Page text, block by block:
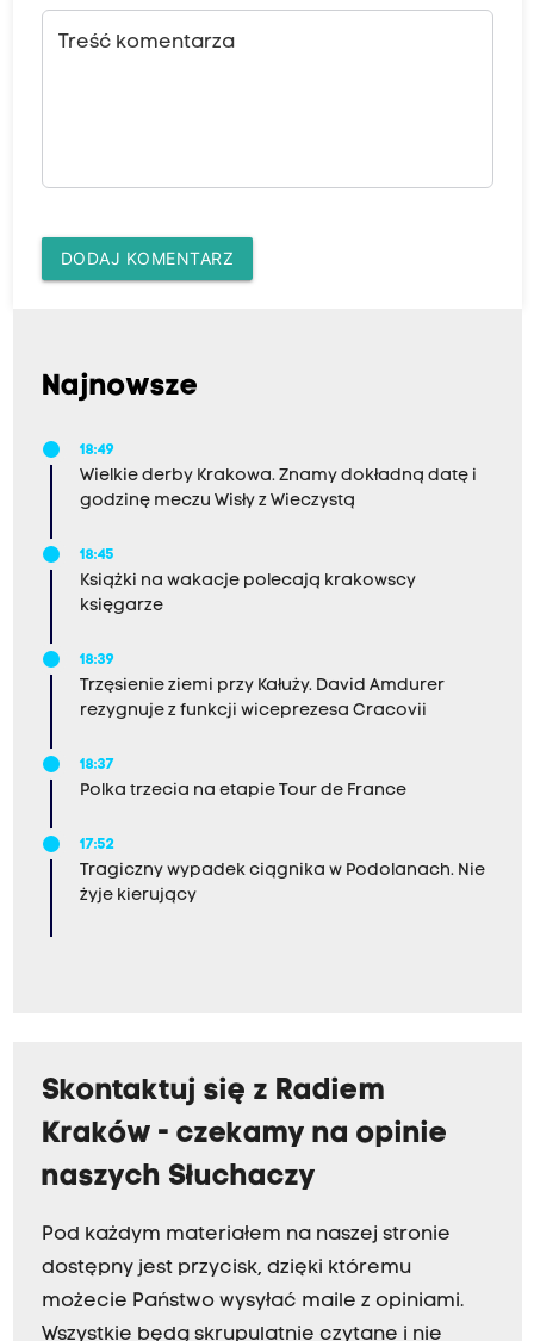
Treść komentarza
DODAJ KOMENTARZ
Najnowsze
18:49
Wielkie derby Krakowa. Znamy dokładną datę i
godzinę meczu Wisły z Wieczystą
18:45
Książki na wakacje polecają krakowscy
księgarze
18:39
Trzęsienie ziemi przy Kałuży. David Amdurer
rezygnuje z funkcji wiceprezesa Cracovii
18:37
Polka trzecia na etapie Tour de France
17:52
Tragiczny wypadek ciągnika w Podolanach. Nie
żyje kierujący
Skontaktuj się z Radiem
Kraków - czekamy na opinie
naszych Słuchaczy
Pod każdym materiałem na naszej stronie
dostępny jest przycisk, dzięki któremu
możecie Państwo wysyłać maile z opiniami.
Wszystkie będą skrupulatnie czytane i nie